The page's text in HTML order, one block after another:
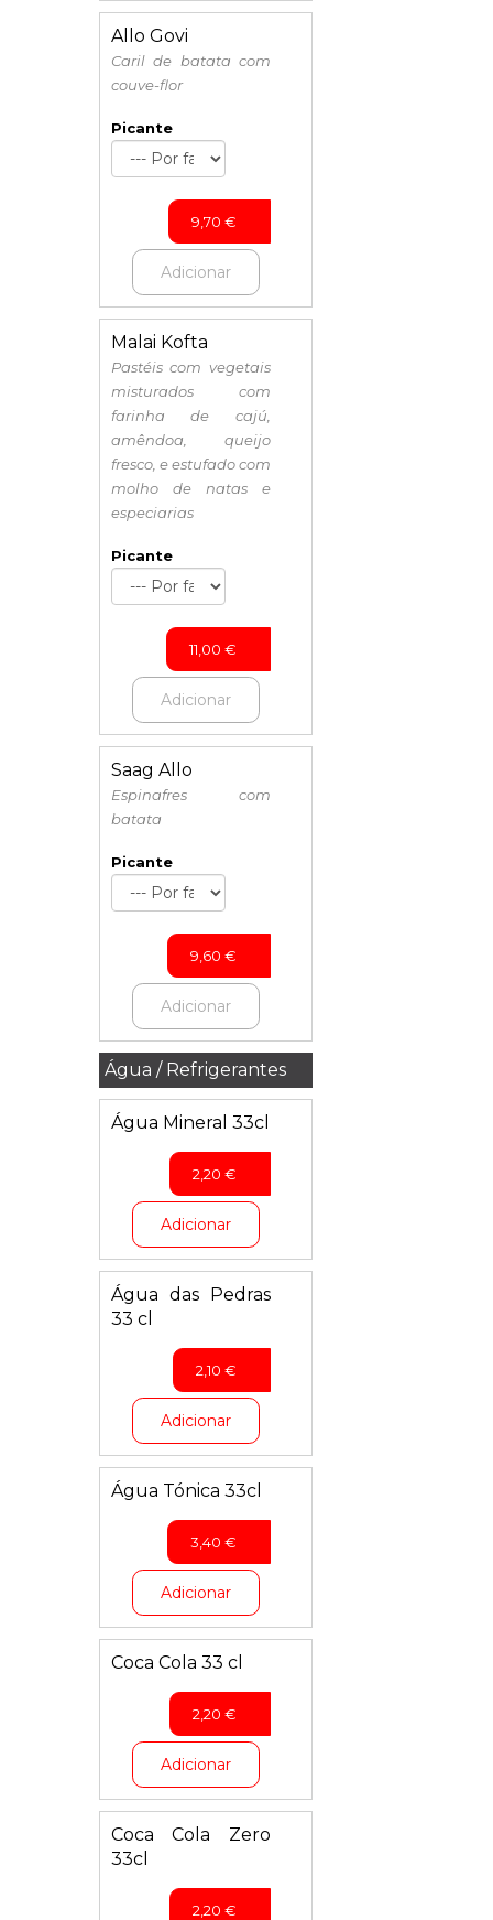
Allo Govi
Caril de batata com
couve-flor
Picante
9,70 €
Adicionar
Malai Kofta
Pastéis com vegetais
misturados com
farinha de cajú,
amêndoa, queijo
fresco, e estufado com
molho de natas e
especiarias
Picante
11,00 €
Adicionar
Saag Allo
Espinafres com
batata
Picante
9,60 €
Adicionar
Água / Refrigerantes
Água Mineral 33cl
2,20 €
Adicionar
Água das Pedras
33 cl
2,10 €
Adicionar
Água Tónica 33cl
3,40 €
Adicionar
Coca Cola 33 cl
2,20 €
Adicionar
Coca Cola Zero
33cl
2,20 €